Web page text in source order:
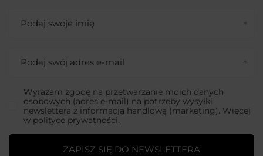
Podaj swoje imię
Podaj swój adres e-mail
Wyrażam zgodę na przetwarzanie moich danych
osobowych (adres e-mail) na potrzeby wysyłki
newslettera z informacją handlową (marketing). Więcej
w polityce prywatności.
ZAPISZ SIĘ DO NEWSLETTERA